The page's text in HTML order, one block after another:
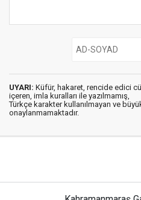
UYARI: Küfür, hakaret, rencide edici
içeren, imla kuralları ile yazılmamış,
Türkçe karakter kullanılmayan ve
onaylanmamaktadır.